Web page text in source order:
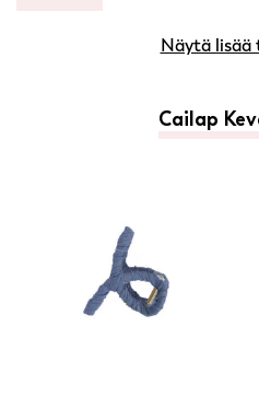
Näytä
Cailap